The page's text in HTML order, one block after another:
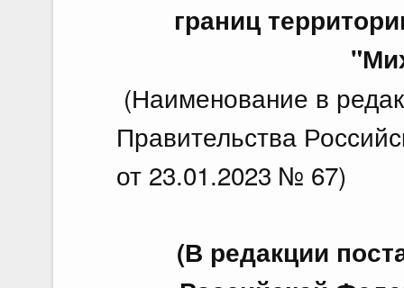
границ
(Наименование в
Правительства
от 23.01.2023 № 67)
(В редакции